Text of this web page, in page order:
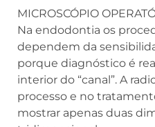
MICROSCÓPIO
Na endodontia os
dependem da
porque diagnóstico é
interior do “canal”. A
processo e no
mostrar apenas duas